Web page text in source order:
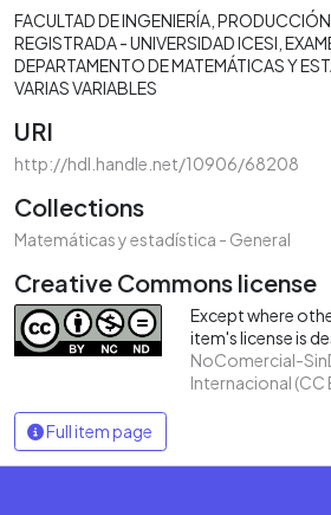
FACULTAD DE INGENIERÍA PRODUCCIÓN
REGISTRADA - UNIVERSIDAD ICESI
DEPARTAMENTO DE MATEMÁTICAS Y
VARIAS VARIABLES
URI
http://hdl.handle.net/10906/68208
Collections
Matemáticas y estadística - General
Creative Commons license
Except where
item's license is
NoComercial-
Internacional (CC
Full item page